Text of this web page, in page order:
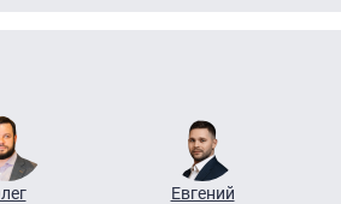
Евгений